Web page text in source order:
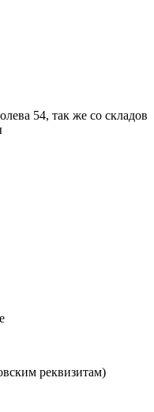
54, так же со складов
реквизитам)